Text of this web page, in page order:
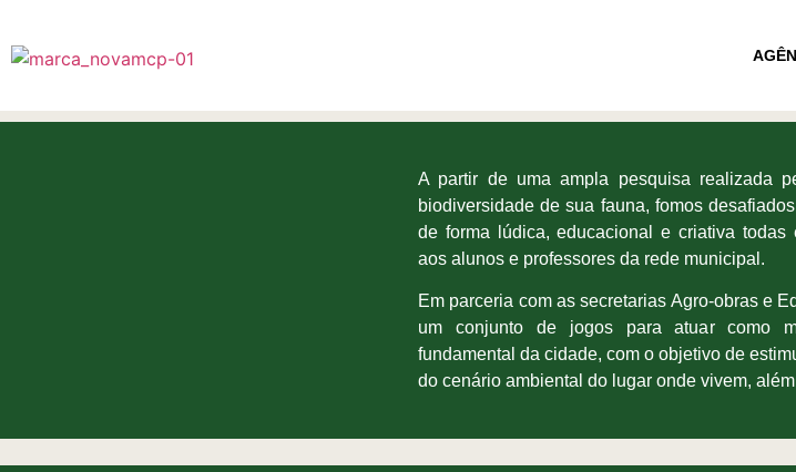
A partir de uma ampla pesquisa realizada
biodiversidade de sua fauna, fomos
de forma lúdica, educacional e criativa todas
aos alunos e professores da rede municipal.
Em parceria com as secretarias Agro-obras e
um conjunto de jogos para atuar como
fundamental da cidade, com o objetivo de
do cenário ambiental do lugar onde vivem,